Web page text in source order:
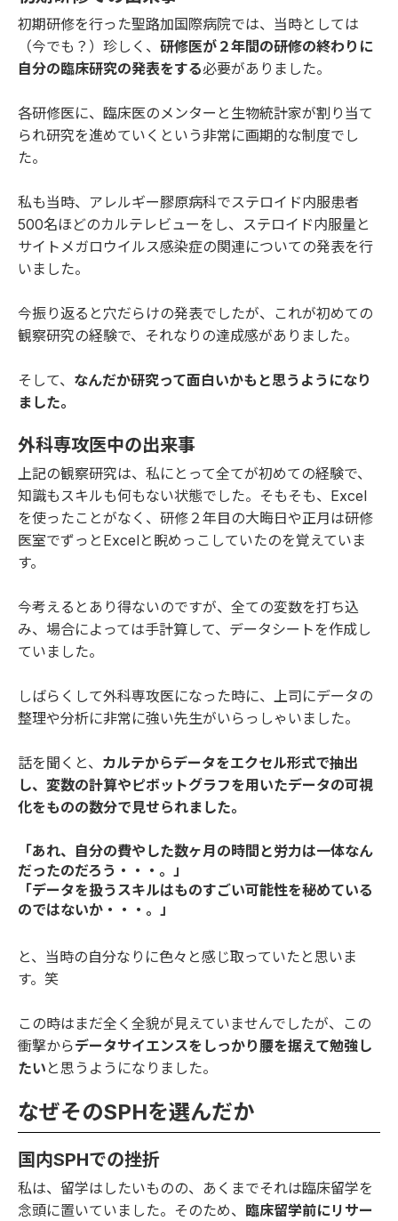
初期研修を行った聖路加国際病院では、当時としては
（今でも？）珍しく、 研修医が２年間の研修の終わりに
自分の臨床研究の発表をする必要がありました。
各研修医に、臨床医のメンターと生物統計家が割り当て
られ研究を進めていくという非常に画期的な制度でし
た。
私も当時、アレルギー膠原病科でステロイド内服患者
500名ほどのカルテレビューをし、ステロイド内服量と
サイトメガロウイルス感染症の関連についての発表を行
いました。
今振り返ると穴だらけの発表でしたが、これが初めての
観察研究の経験で、それなりの達成感がありました。
そして、 なんだか研究って面白いかもと思うようになり
ました。
外科専攻医中の出来事
上記の観察研究は、私にとって全てが初めての経験で、
知識もスキルも何もない状態でした。そもそも、Excel
を使ったことがなく、研修２年目の大晦日や正月は研修
医室でずっとExcelと睨めっこしていたのを覚えていま
す。
今考えるとあり得ないのですが、全ての変数を打ち込
み、場合によっては手計算して、データシートを作成し
ていました。
しばらくして外科専攻医になった時に、上司にデータの
整理や分析に非常に強い先生がいらっしゃいました。
話を聞くと、 カルテからデータをエクセル形式で抽出
し、変数の計算やピボットグラフを用いたデータの可視
化をものの数分で見せられました。
「あれ、自分の費やした数ヶ月の時間と労力は一体なん
だったのだろう・・・。」
「データを扱うスキルはものすごい可能性を秘めている
のではないか・・・。」
と、当時の自分なりに色々と感じ取っていたと思いま
す。笑
この時はまだ全く全貌が見えていませんでしたが、この
衝撃からデータサイエンスをしっかり腰を据えて勉強し
たい と思うようになりました。
なぜそのSPHを選んだか
国内SPHでの挫折
私は、留学はしたいものの、あくまでそれは臨床留学を
念頭に置いていました。そのため、 臨床留学前にリサー